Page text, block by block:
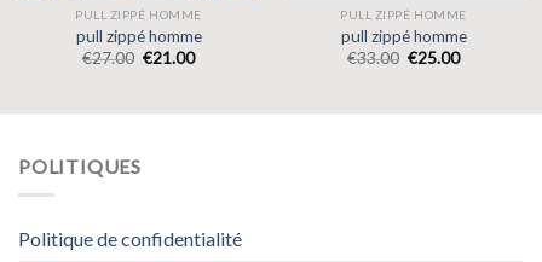
PULL ZIPPÉ HOMME
pull zippé homme
€27.00 €21.00
PULL ZIPPÉ HOMME
pull zippé homme
€33.00 €25.00
POLITIQUES
Politique de confidentialité